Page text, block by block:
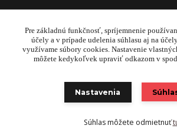
info@najprivesy.sk
Pre základnú funkčnosť, spríjemnenie
účely a v prípade udelenia súhlasu aj na
využívame súbory cookies. Nastavenie
môžete kedykoľvek upraviť odkazom v
Nastavenia
Súhlas môžete odmietnuť